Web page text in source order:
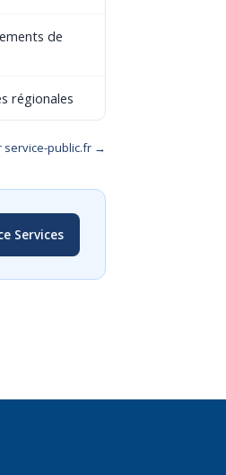
de
régionales
service-public.fr →
Services